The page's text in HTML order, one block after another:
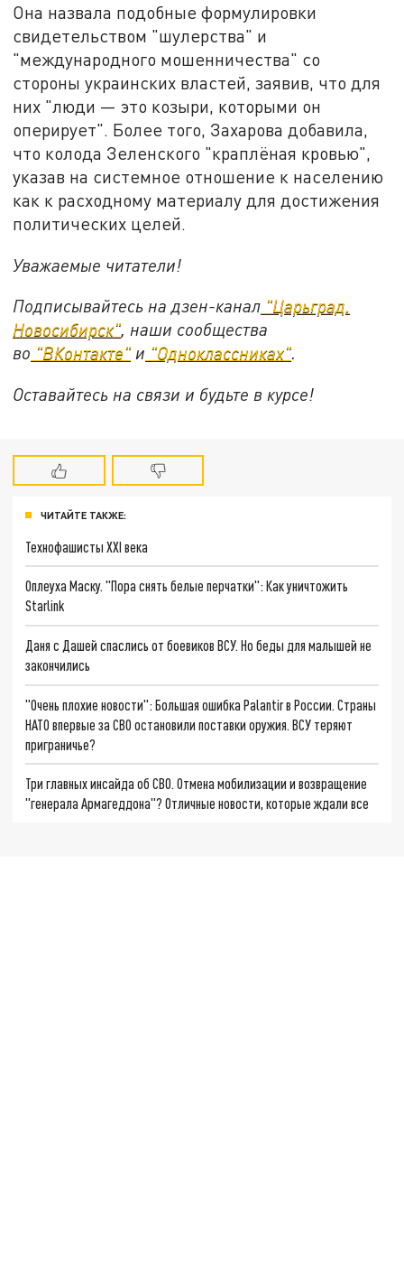
Она назвала подобные формулировки
свидетельством "шулерства" и
"международного мошенничества" со
стороны украинских властей, заявив, что для
них "люди — это козыри, которыми он
оперирует". Более того, Захарова добавила,
что колода Зеленского "краплёная кровью",
указав на системное отношение к населению
как к расходному материалу для достижения
политических целей.
Уважаемые читатели!
Подписывайтесь на дзен-канал "Царьград.
Новосибирск", наши сообщества
во "ВКонтакте" и "Одноклассниках".
Оставайтесь на связи и будьте в курсе!
ЧИТАЙТЕ ТАКЖЕ:
Технофашисты XXI века
Оплеуха Маску. "Пора снять белые перчатки": Как уничтожить
Starlink
Даня с Дашей спаслись от боевиков ВСУ. Но беды для малышей не
закончились
"Очень плохие новости": Большая ошибка Palantir в России. Страны
НАТО впервые за СВО остановили поставки оружия. ВСУ теряют
приграничье?
Три главных инсайда об СВО. Отмена мобилизации и возвращение
"генерала Армагеддона"? Отличные новости, которые ждали все